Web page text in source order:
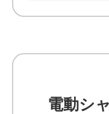
電動シ